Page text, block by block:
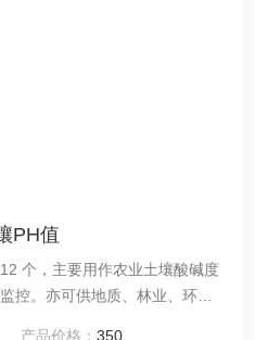
PH值
个，主要用作农业土壤酸碱度
控。亦可供地质、林业、环境
产品价格： 350